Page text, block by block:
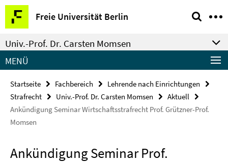
Springe
direkt
zu
Inhalt
Freie Universität Berlin
Service-
Navigation
Univ.-Prof. Dr. Carsten Momsen
MENÜ
Startseite Fachbereich
Lehrende nach Einrichtungen
Strafrecht
Univ.-Prof. Dr. Carsten Momsen
Aktuell
Ankündigung Seminar Wirtschaftsstrafrecht Prof. Grützner-Prof.
Momsen
Ankündigung Seminar Prof.